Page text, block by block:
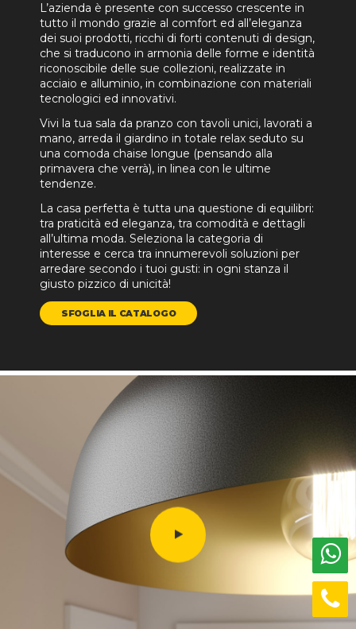
L’azienda è presente con successo crescente in
tutto il mondo grazie al comfort ed all’eleganza
dei suoi prodotti, ricchi di forti contenuti di design,
che si traducono in armonia delle forme e identità
riconoscibile delle sue collezioni, realizzate in
acciaio e alluminio, in combinazione con materiali
tecnologici ed innovativi.
Vivi la tua sala da pranzo con tavoli unici, lavorati a
mano, arreda il giardino in totale relax seduto su
una comoda chaise longue (pensando alla
primavera che verrà), in linea con le ultime
tendenze.
La casa perfetta è tutta una questione di equilibri:
tra praticità ed eleganza, tra comodità e dettagli
all’ultima moda. Seleziona la categoria di
interesse e cerca tra innumerevoli soluzioni per
arredare secondo i tuoi gusti: in ogni stanza il
giusto pizzico di unicità!
SFOGLIA IL CATALOGO